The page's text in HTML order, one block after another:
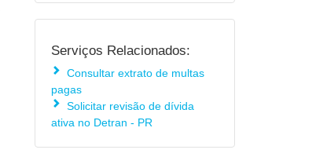
Serviços Relacionados:
Consultar extrato de multas
pagas
Solicitar revisão de dívida
ativa no Detran - PR